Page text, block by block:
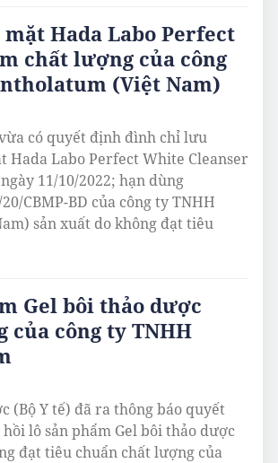
Hada Labo Perfect
chất lượng của công
(Việt Nam)
có quyết định đình chỉ lưu
Hada Labo Perfect White Cleanser
11/10/2022; hạn dùng
CBMP-BD của công ty TNHH
sản xuất do không đạt tiêu
Gel bôi thảo dược
của công ty TNHH
(Bộ Y tế) đã ra thông báo quyết
lô sản phẩm Gel bôi thảo dược
đạt tiêu chuẩn chất lượng của